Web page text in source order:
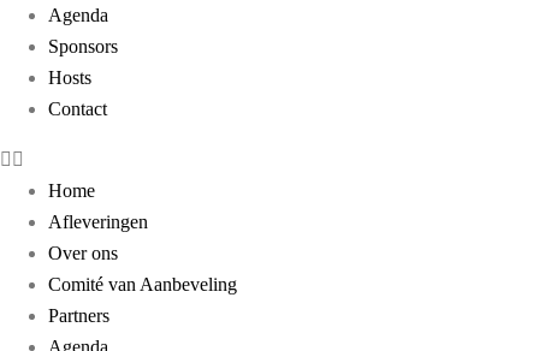
Agenda
Sponsors
Hosts
Contact
Home
Afleveringen
Over ons
Comité van Aanbeveling
Partners
Agenda